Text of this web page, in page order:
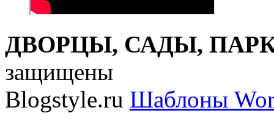
ДВОРЦЫ, САДЫ,
защищены
Blogstyle.ru Шаблоны